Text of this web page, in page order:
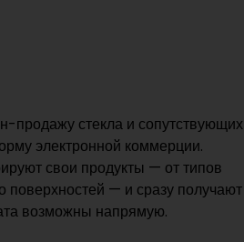
продажу стекла и сопутствующих
электронной коммерции.
свои продукты — от типов
поверхностей — и сразу получают
возможны напрямую.